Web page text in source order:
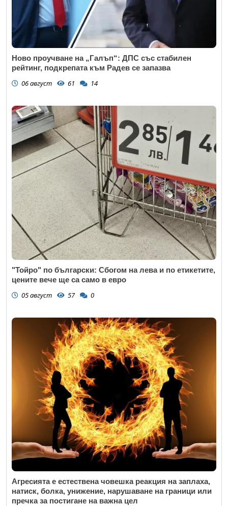
Ново проучване на „Галъп“: ДПС със стабилен
рейтинг, подкрепата към Радев се запазва
06 август 61 14
"Тойро" по български: Сбогом на лева и по етикетите,
цените вече ще са само в евро
05 август 57 0
Агресията е естествена човешка реакция на заплаха,
натиск, болка, унижение, нарушаване на граници или
пречка за постигане на важна цел